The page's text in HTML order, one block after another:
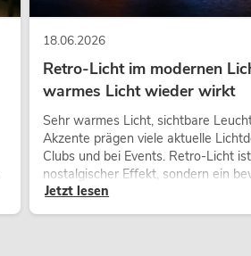
18.06.2026
Retro-Licht im modernen
warmes Licht wieder wirkt
Sehr warmes Licht, sichtbare
Akzente prägen viele aktuelle
Clubs und bei Events. Retro-Licht
nostalgischer Effekt, sondern ein
Gestaltungsmittel: Es schafft
Charakter und kann technische
Jetzt lesen